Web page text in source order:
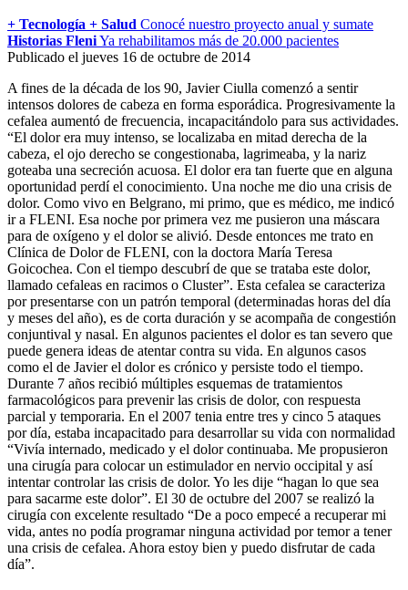
+ Tecnología + Salud Conocé nuestro proyecto anual y sumate
Historias FleniYa rehabilitamos más de 20.000 pacientes
Publicado el jueves 16 de octubre de 2014
A fines de la década de los 90, Javier Ciulla comenzó a sentir
intensos dolores de cabeza en forma esporádica. Progresivamente la
cefalea aumentó de frecuencia, incapacitándolo para sus actividades.
“El dolor era muy intenso, se localizaba en mitad derecha de la
cabeza, el ojo derecho se congestionaba, lagrimeaba, y la nariz
goteaba una secreción acuosa. El dolor era tan fuerte que en alguna
oportunidad perdí el conocimiento. Una noche me dio una crisis de
dolor. Como vivo en Belgrano, mi primo, que es médico, me indicó
ir a FLENI. Esa noche por primera vez me pusieron una máscara
para de oxígeno y el dolor se alivió. Desde entonces me trato en
Clínica de Dolor de FLENI, con la doctora María Teresa
Goicochea. Con el tiempo descubrí de que se trataba este dolor,
llamado cefaleas en racimos o Cluster”. Esta cefalea se caracteriza
por presentarse con un patrón temporal (determinadas horas del día
y meses del año), es de corta duración y se acompaña de congestión
conjuntival y nasal. En algunos pacientes el dolor es tan severo que
puede genera ideas de atentar contra su vida. En algunos casos
como el de Javier el dolor es crónico y persiste todo el tiempo.
Durante 7 años recibió múltiples esquemas de tratamientos
farmacológicos para prevenir las crisis de dolor, con respuesta
parcial y temporaria. En el 2007 tenia entre tres y cinco 5 ataques
por día, estaba incapacitado para desarrollar su vida con normalidad
“Vivía internado, medicado y el dolor continuaba. Me propusieron
una cirugía para colocar un estimulador en nervio occipital y así
intentar controlar las crisis de dolor. Yo les dije “hagan lo que sea
para sacarme este dolor”. El 30 de octubre del 2007 se realizó la
cirugía con excelente resultado “De a poco empecé a recuperar mi
vida, antes no podía programar ninguna actividad por temor a tener
una crisis de cefalea. Ahora estoy bien y puedo disfrutar de cada
día”.